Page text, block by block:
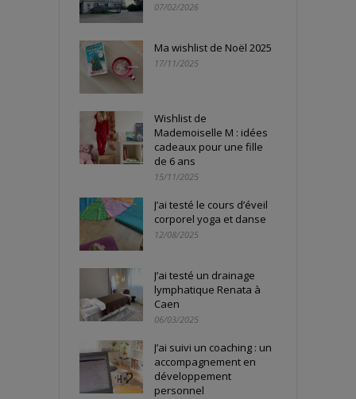
07/02/2026
Ma wishlist de Noël 2025
17/11/2025
Wishlist de
Mademoiselle M : idées
cadeaux pour une fille
de 6 ans
15/11/2025
J’ai testé le cours d’éveil
corporel yoga et danse
12/08/2025
J’ai testé un drainage
lymphatique Renata à
Caen
06/03/2025
J’ai suivi un coaching : un
accompagnement en
développement
personnel